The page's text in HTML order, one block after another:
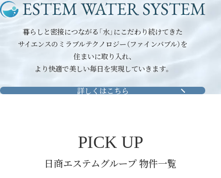
暮らしと密接につながる「水」にこだわり続けてきた
サイエンスのミラブルテクノロジー（ファインバブル）を
住まいに取り入れ、
より快適で美しい毎日を実現していきます。
詳しくはこちら
PICK UP
日商エステムグループ 物件一覧